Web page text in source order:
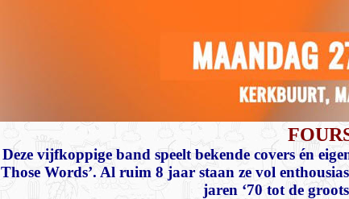
Deze vijfkoppige band speelt bekende covers én
Those Words’. Al ruim 8 jaar staan ze vol
jaren ‘70 tot de